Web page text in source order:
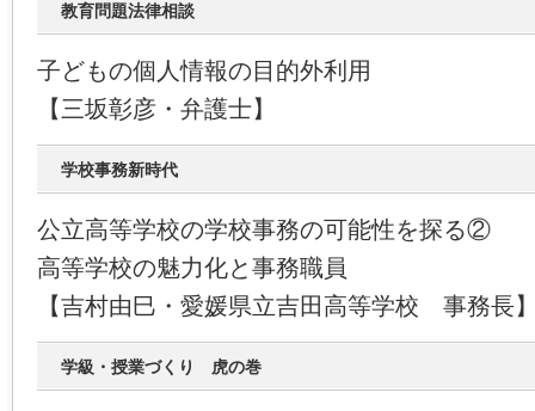
教育問題法律相談
子どもの個人情報の目的外利用
【三坂彰彦・弁護士】
学校事務新時代
公立高等学校の学校事務の可能性を探る②
高等学校の魅力化と事務職員
【吉村由巳・愛媛県立吉田高等学校 事務長
学級・授業づくり 虎の巻